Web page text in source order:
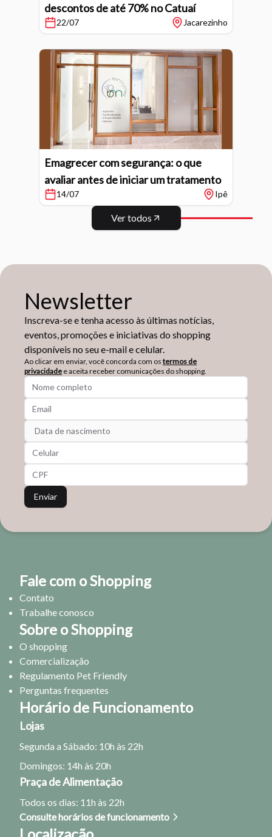
descontos de até 70% no Catuaí
22/07 Jacarezinho
Emagrecer com segurança: o que
avaliar antes de iniciar um tratamento
14/07 Ipê
Ver todos
Newsletter
Inscreva-se e tenha acesso às últimas notícias,
eventos, promoções e iniciativas do shopping
disponíveis no seu e-mail e celular.
Ao clicar em enviar, você concorda com os termos de
privacidade e aceita receber comunicações do shopping.
Data de nascimento
Enviar
Fale com o Shopping
Contato
Trabalhe conosco
Sobre o Shopping
O shopping
Comercialização
Regulamento Pet Friendly
Perguntas frequentes
Horário de Funcionamento
Lojas
Segunda a Sábado: 10h às 22h
Domingos: 14h às 20h
Praça de Alimentação
Todos os dias: 11h às 22h
Consulte horários de funcionamento